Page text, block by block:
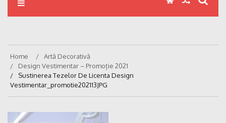
Home
Artă Decorativă
Design Vestimentar – Promoție 2021
Sustinerea Tezelor De Licenta Design
Vestimentar_promotie202113JPG